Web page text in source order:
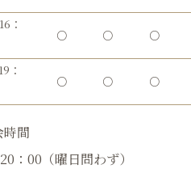
：
○ ○ ○
：
○ ○ ○
時間
：00（曜日問わず）